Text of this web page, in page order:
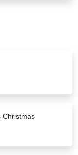
Christmas